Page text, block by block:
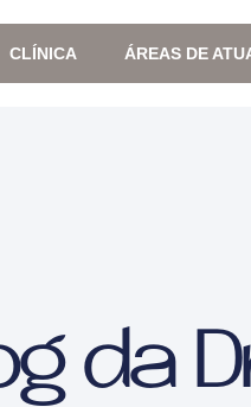
CLÍNICA ÁREAS DE
da